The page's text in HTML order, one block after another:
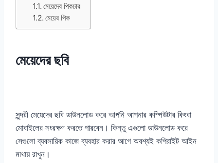
মেয়েদের পিকচার
মেয়ের পিক
মেয়েদের ছবি
সুন্দরী মেয়েদের ছবি ডাউনলোড করে আপনি আপনার কম্পিউটার কিংবা
মোবাইলের সংরক্ষণ করতে পারবেন। কিন্তু এগুলো ডাউনলোড করে
সেগুলো ব্যবসায়িক কাজে ব্যবহার করার আগে অবশ্যই কপিরাইট আইন
মাথায় রাখুন।